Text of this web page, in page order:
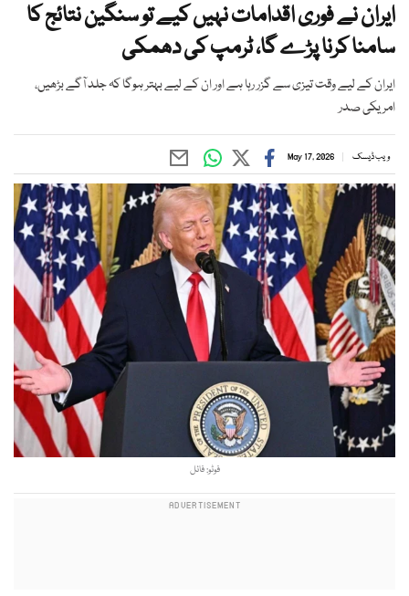
ایران نے فوری اقدامات نہیں کیے تو سنگین نتائج کا
سامنا کرنا پڑے گا، ٹرمپ کی دھمکی
ایران کے لیے وقت تیزی سے گزر رہا ہے اور ان کے لیے بہتر ہوگا کہ جلد آگے بڑھیں،
امریکی صدر
ویب ڈیسک May 17, 2026
فوٹو: فائل